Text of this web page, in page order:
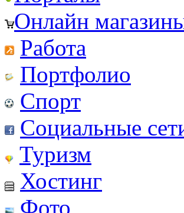
Онлайн
Работа
Портфолио
Спорт
Социальные
Туризм
Хостинг
Фото